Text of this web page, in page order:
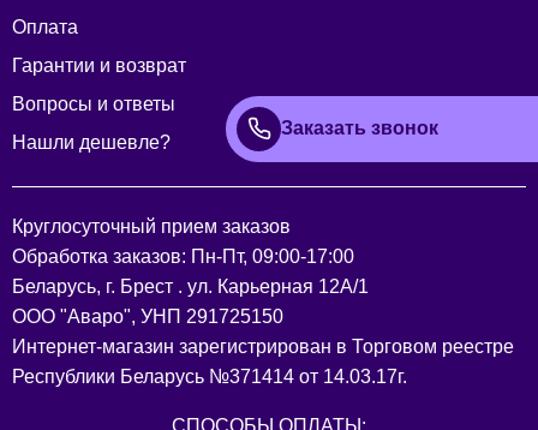
Оплата
Гарантии и возврат
Вопросы и ответы
Нашли дешевле?
Заказать звонок
Круглосуточный прием заказов
Обработка заказов: Пн-Пт, 09:00-17:00
Беларусь, г. Брест . ул. Карьерная 12А/1
ООО "Аваро", УНП 291725150
Интернет-магазин зарегистрирован в Торговом реестре
Республики Беларусь №371414 от 14.03.17г.
СПОСОБЫ ОПЛАТЫ: